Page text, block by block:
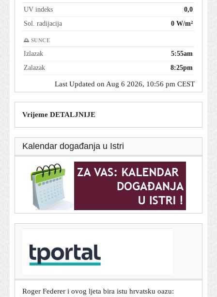
UV indeks
0,0
Sol. radijacija
0 W/m²
🌅 SUNCE
Izlazak
5:55am
Zalazak
8:25pm
Last Updated on Aug 6 2026, 10:56 pm CEST
Vrijeme DETALJNIJE
Kalendar događanja u Istri
Bjeloruski migranti kopaju tunele prema Europi: Dosad
su ih našli već 12
Roger Federer i ovog ljeta bira istu hrvatsku oazu:
Otkrio zašto se uvijek vraća na predivan otok